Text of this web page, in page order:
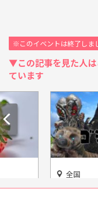
※このイベントは終了しま
▼この記事を見た人
ています
に参
静岡
歴史と今